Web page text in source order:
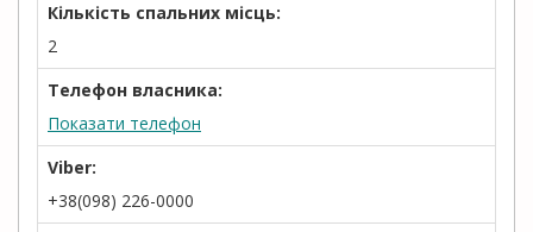
Кількість спальних місць:
2
Телефон власника:
Показати телефон
Viber:
+38(098) 226-0000